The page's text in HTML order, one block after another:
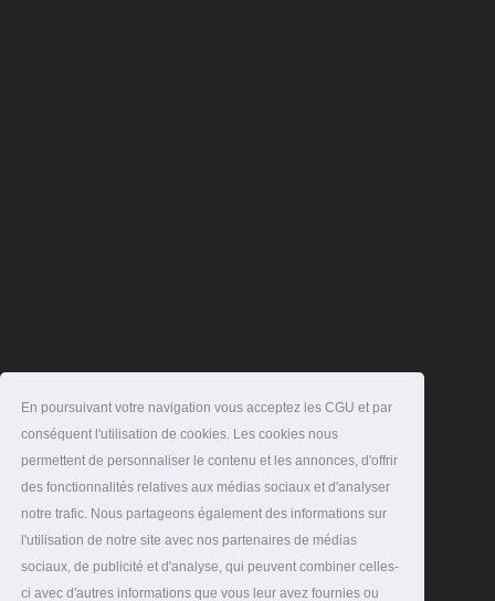
En poursuivant votre navigation vous acceptez les CGU et par
conséquent l'utilisation de cookies. Les cookies nous
permettent de personnaliser le contenu et les annonces, d'offrir
des fonctionnalités relatives aux médias sociaux et d'analyser
notre trafic. Nous partageons également des informations sur
l'utilisation de notre site avec nos partenaires de médias
sociaux, de publicité et d'analyse, qui peuvent combiner celles-
ci avec d'autres informations que vous leur avez fournies ou